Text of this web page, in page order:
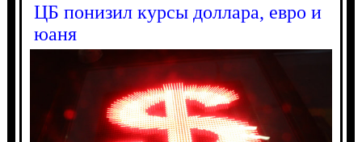
ЦБ понизил курсы доллара, евро и
юаня